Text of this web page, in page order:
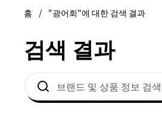
홈 / "광어회"에 대한 검색 결과
검색 결과